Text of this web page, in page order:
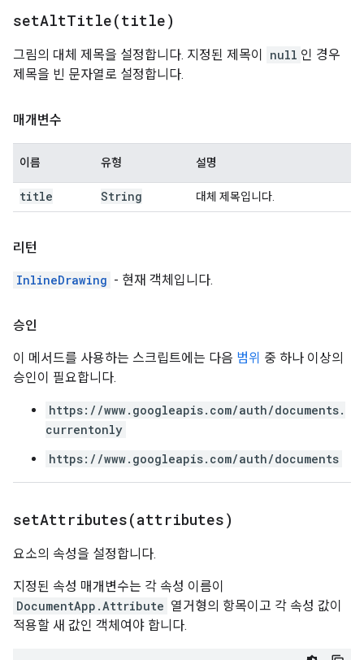
setAltTitle(title)
그림의 대체 제목을 설정합니다. 지정된 제목이 null 인 경우
제목을 빈 문자열로 설정합니다.
매개변수
이름 유형 설명
title String 대체 제목입니다.
리턴
InlineDrawing - 현재 객체입니다.
승인
이 메서드를 사용하는 스크립트에는 다음 범위 중 하나 이상의
승인이 필요합니다.
https://www.googleapis.com/auth/documents.
currentonly
https://www.googleapis.com/auth/documents
setAttributes(attributes)
요소의 속성을 설정합니다.
지정된 속성 매개변수는 각 속성 이름이
DocumentApp.Attribute 열거형의 항목이고 각 속성 값이
적용할 새 값인 객체여야 합니다.